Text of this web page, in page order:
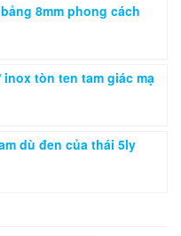
8mm phong cách
tòn ten tam giác mạ
dù đen của thái 5ly